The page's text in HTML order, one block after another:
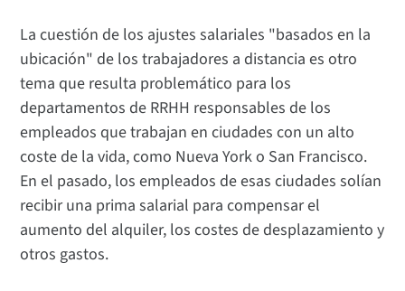
La cuestión de los ajustes salariales "basados en la
ubicación" de los trabajadores a distancia es otro
tema que resulta problemático para los
departamentos de RRHH responsables de los
empleados que trabajan en ciudades con un alto
coste de la vida, como Nueva York o San Francisco.
En el pasado, los empleados de esas ciudades solían
recibir una prima salarial para compensar el
aumento del alquiler, los costes de desplazamiento y
otros gastos.